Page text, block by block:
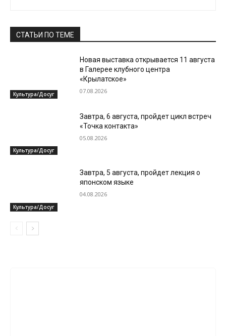
СТАТЬИ ПО ТЕМЕ
Культура/Досуг
Новая выставка открывается 11 августа
в Галерее клубного центра
«Крылатское»
07.08.2026
Культура/Досуг
Завтра, 6 августа, пройдет цикл встреч
«Точка контакта»
05.08.2026
Культура/Досуг
Завтра, 5 августа, пройдет лекция о
японском языке
04.08.2026